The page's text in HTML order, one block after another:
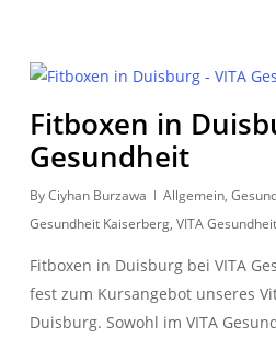
Fitboxen in
Gesundheit
ByCiyhan Burzawa Allgemein,
Gesundheit Kaiserberg, VITA
Fitboxen in Duisburg bei VITA
fest zum Kursangebot unseres
Duisburg. Sowohl im VITA